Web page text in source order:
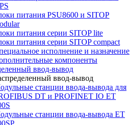
питания PSU8600 и SITOP
питания серии SITOP lite
питания серии SITOP compact
исполнение и назначение
компоненты
ввод-вывод
ввод-вывод
станции ввода-вывода для
DT и PROFINET IO ET
станции ввода-вывода ET